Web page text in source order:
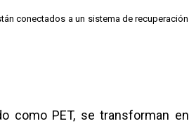
conectados a un sistema de recuperación
como PET, se transforman en